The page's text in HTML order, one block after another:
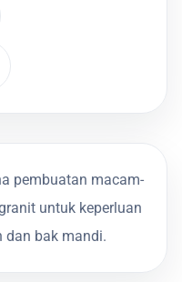
pembuatan macam-
untuk keperluan
dan bak mandi.